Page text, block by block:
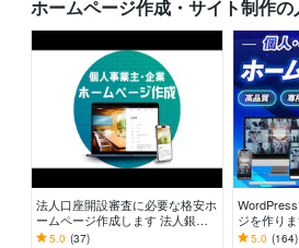
ホームページ作成・サイト制作
法人口座開設審査に必要な格安ホ
ームページ作成します 法人銀行
口座開設審査、webサイト作成、
5.0 (37)
ジを作り
ムページ/
5.0 (164)